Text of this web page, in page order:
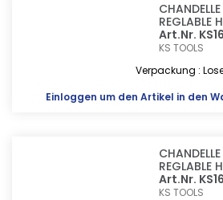
REGLABLE
Art.Nr.
KS TOOLS
Verpackung :
Einloggen um den Artikel in den
REGLABLE
Art.Nr.
KS TOOLS